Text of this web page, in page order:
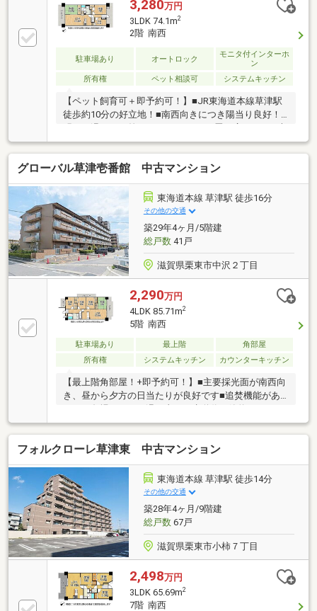
3,280万円
3LDK 74.1m2
2階 南西
駐車場あり オートロック
モニタ付インターホ
ン
所有権
ペット相談可 システムキッチン
【ペット飼育可＋即予約可！】■JR東海道本線草津駅
徒歩約10分の好立地！■南西向きにつき陽当り良好！
容量のWICを備えた3LDK
グローバル草津壱番館 中古マンション
東海道本線 草津駅 徒歩16分
その他の交通
築29年4ヶ月/5階建
総戸数41戸
滋賀県栗東市中沢２丁目
2,290万円
4LDK 85.71m2
5階 南西
駐車場あり 最上階
角部屋
所有権
システムキッチン カウンターキッチン
【最上階角部屋！+即予約可！】■主要採光面が南西向
き、昼から夕方の日当たりが良好です■追焚機能があ
■2WAYバルコニーなので開放感があります
フォルクローレ草津東 中古マンション
東海道本線 草津駅 徒歩14分
その他の交通
築28年4ヶ月/9階建
総戸数67戸
滋賀県栗東市小柿７丁目
2,498万円
3LDK 65.69m2
7階 南西